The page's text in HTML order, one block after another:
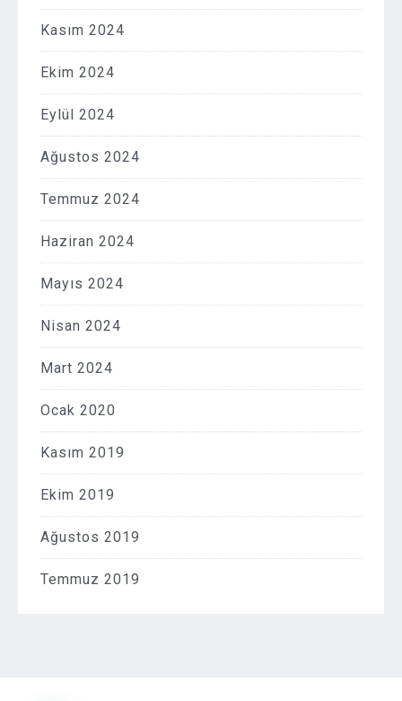
Kasım 2024
Ekim 2024
Eylül 2024
Ağustos 2024
Temmuz 2024
Haziran 2024
Mayıs 2024
Nisan 2024
Mart 2024
Ocak 2020
Kasım 2019
Ekim 2019
Ağustos 2019
Temmuz 2019